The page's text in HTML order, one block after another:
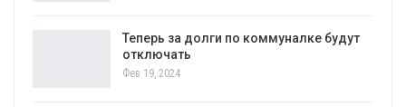
Теперь за долги по коммуналке будут
отключать
Фев 19, 2024